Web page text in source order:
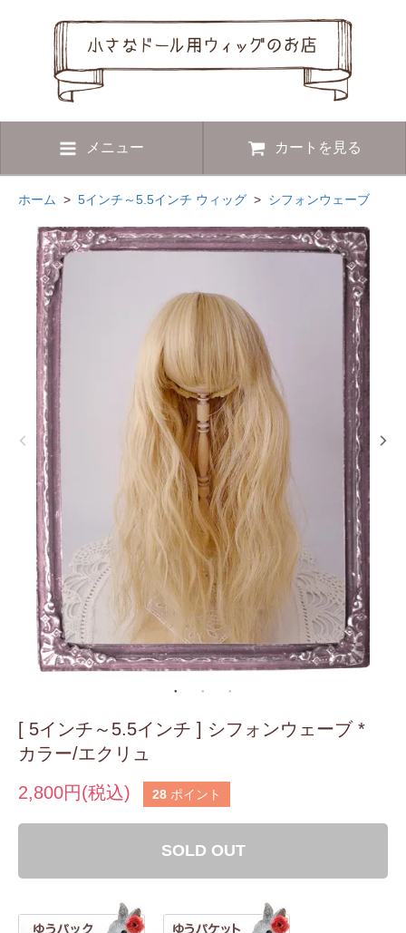
メニュー カートを見る
ホーム > 5インチ～5.5インチ ウィッグ > シフォンウェーブ
[ 5インチ～5.5インチ ] シフォンウェーブ *
カラー/エクリュ
2,800円(税込)
28 ポイント
SOLD OUT